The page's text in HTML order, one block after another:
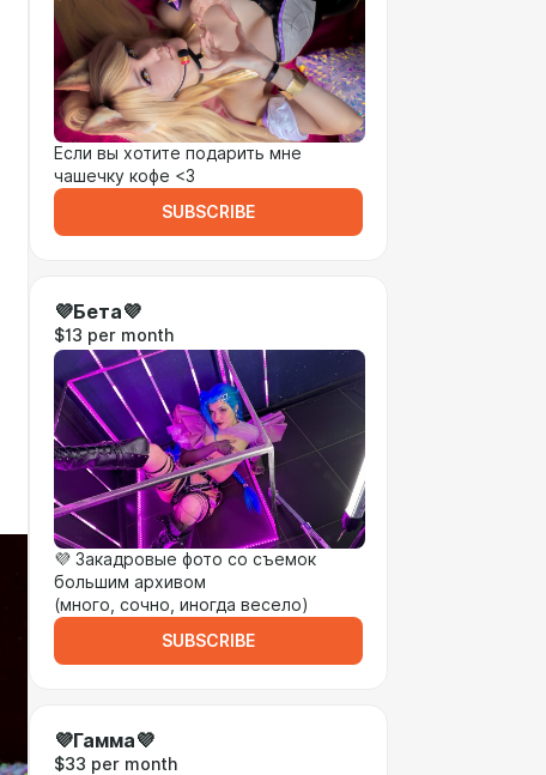
Если вы хотите подарить мне
чашечку кофе <3
SUBSCRIBE
💜Бета💜
$13 per month
💜 Закадровые фото со съемок
большим архивом
(много, сочно, иногда весело)
SUBSCRIBE
💜Гамма💜
$33 per month